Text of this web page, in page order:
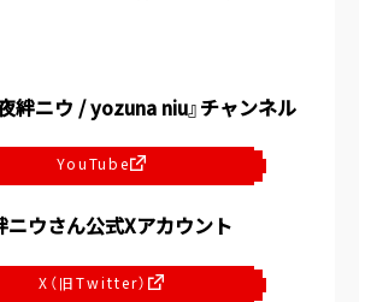
絆ニウ / yozuna niu』チャンネル
YouTube
ニウさん公式Xアカウント
X（旧Twitter）